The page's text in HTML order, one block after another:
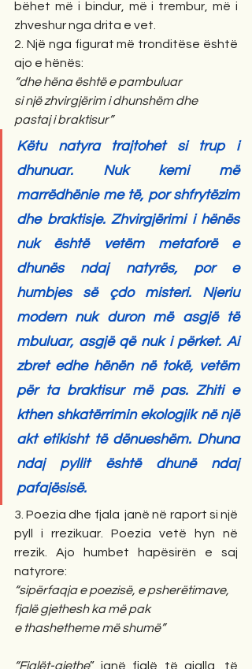
bëhet më i bindur, më i trembur, më i
zhveshur nga drita e vet.
2. Një nga figurat më tronditëse është
ajo e hënës:
“dhe hëna është e pambuluar
si një zhvirgjërim i dhunshëm dhe
pastaj i braktisur”
Këtu natyra trajtohet si trup i
dhunuar. Nuk kemi më
marrëdhënie me të, por shfrytëzim
dhe braktisje. Zhvirgjërimi i hënës
nuk është vetëm metaforë e
dhunës ndaj natyrës, por e
humbjes së çdo misteri. Njeriu
modern nuk duron më asgjë të
mbuluar, asgjë që nuk i përket. Ai
zbret edhe hënën në tokë, vetëm
për ta braktisur më pas. Zhiti e
kthen shkatërrimin ekologjik në një
akt etikisht të dënueshëm. Dhuna
ndaj pyllit është dhunë ndaj
pafajësisë.
3. Poezia dhe fjala  janë në raport si një
pyll i rrezikuar. Poezia vetë hyn në
rrezik. Ajo humbet hapësirën e saj
natyrore:
“sipërfaqja e poezisë, e psherëtimave,
fjalë gjethesh ka më pak
e thashetheme më shumë”
“Fjalët-gjethe” janë fjalë të gjalla, të